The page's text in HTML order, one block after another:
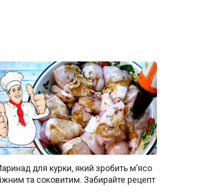
для курки, який зробить м’ясо
та соковитим. Забирайте рецепт